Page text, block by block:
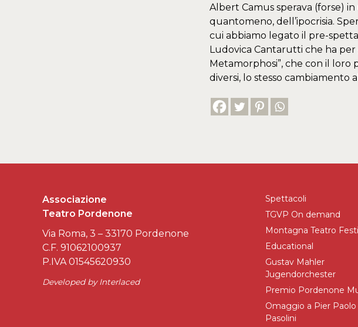
Albert Camus sperava (forse)
quantomeno, dell’ipocrisia.
cui abbiamo legato il pre-
Ludovica Cantarutti che ha
Metamorphosi”, che con il
diversi, lo stesso cambiamento
Associazione
Teatro Pordenone
Via Roma, 3 – 33170 Pordenone
C.F. 91062100937
P.IVA 01545620930
Developed byInterlaced
Spettacoli
TGVP On demand
Montagna Teatro
Educational
Gustav Mahler
Jugendorchester
Premio Pordenone
Omaggio a Pier Paolo
Pasolini